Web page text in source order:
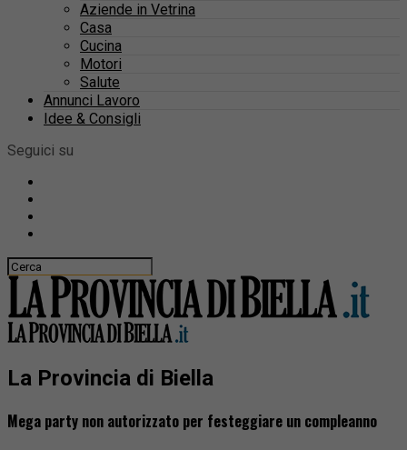
Aziende in Vetrina
Casa
Cucina
Motori
Salute
Annunci Lavoro
Idee & Consigli
Seguici su
La Provincia di Biella
Mega party non autorizzato per festeggiare un compleanno